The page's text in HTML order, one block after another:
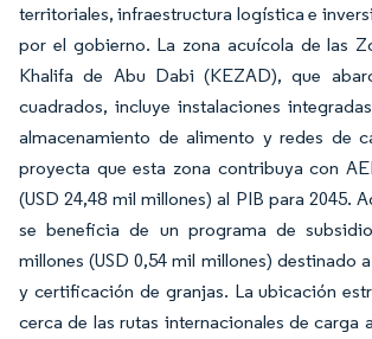
territoriales, infraestructura logística e
por el gobierno. La zona acuícola de las
Khalifa de Abu Dabi (KEZAD), que
cuadrados, incluye instalaciones
almacenamiento de alimento y redes de
proyecta que esta zona contribuya con
(USD 24,48 mil millones) al PIB para 2045.
se beneficia de un programa de
millones (USD 0,54 mil millones) destinado
y certificación de granjas. La ubicación
cerca de las rutas internacionales de carga